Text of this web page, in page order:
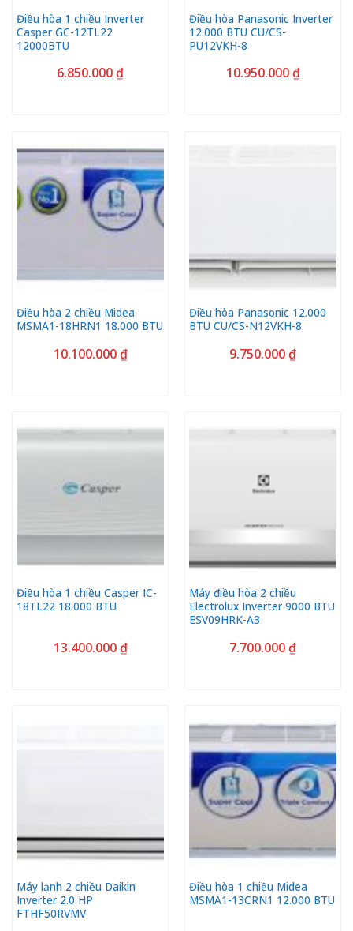
Điều hòa 1 chiều Inverter
Casper GC-12TL22
12000BTU
6.850.000₫
Điều hòa Panasonic Inverter
12.000 BTU CU/CS-
PU12VKH-8
10.950.000₫
Điều hòa 2 chiều Midea
MSMA1-18HRN1 18.000 BTU
10.100.000₫
Điều hòa Panasonic 12.000
BTU CU/CS-N12VKH-8
9.750.000₫
Điều hòa 1 chiều Casper IC-
18TL22 18.000 BTU
13.400.000₫
Máy điều hòa 2 chiều
Electrolux Inverter 9000 BTU
ESV09HRK-A3
7.700.000₫
Máy lạnh 2 chiều Daikin
Inverter 2.0 HP
FTHF50RVMV
Điều hòa 1 chiều Midea
MSMA1-13CRN1 12.000 BTU